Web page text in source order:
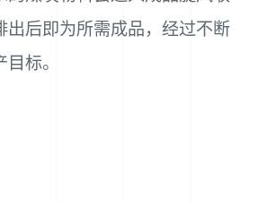
出后即为所需成品，经过不断
标。